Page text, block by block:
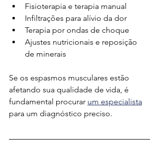
Fisioterapia e terapia manual
Infiltrações para alívio da dor
Terapia por ondas de choque
Ajustes nutricionais e reposição
de minerais
Se os espasmos musculares estão
afetando sua qualidade de vida, é
fundamental procurar um especialista
para um diagnóstico preciso.